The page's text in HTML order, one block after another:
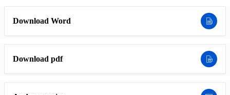
Download Word
Download pdf